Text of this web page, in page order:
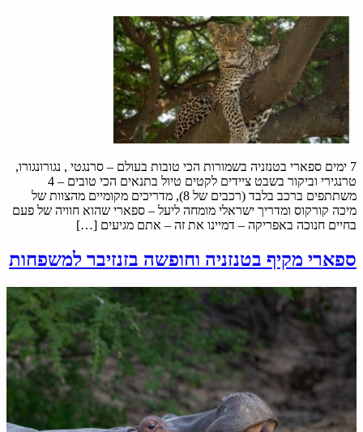
7 ימים ספארי בטנזניה בשמורות הכי טובות בעולם – סרנגטי , נגורונגורו,
טרנגירי וביקור בשבט ציידים לקטים טיול בתנאים הכי טובים – 4
משתתפים ברכב בלבד (רכבים של 8), מדריכים מקומיים מהצוות של
מיכה קורקוס ומדריך ישראלי מומחה ליעל – ספארי שהוא חוויה של פעם
בחיים חנוכה באפריקה – דמיינו את זה – אתם מגיעים […]
ספארי מקיף בטנזניה וחופשה בזנזיבר למשפחות